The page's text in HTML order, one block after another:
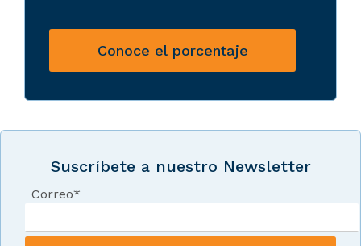
Conoce el porcentaje
Suscríbete a nuestro Newsletter
Correo*